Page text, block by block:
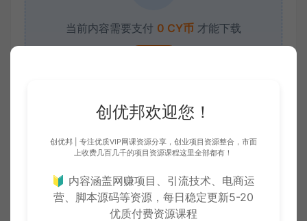
当前内容需要支付 0 CY币 才能下载
收藏 (0) 打赏 点赞 (
创优邦欢迎您！
创优邦 | 专注优质VIP网课资源分享，创业项目资源整合，市面
上收费几百几千的项目资源课程这里全部都有！
🔰 内容涵盖网赚项目、引流技术、电商运
营、脚本源码等资源，每日稳定更新5-20
优质付费资源课程